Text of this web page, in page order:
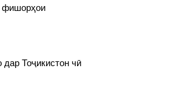
фишорҳои
Тоҷикистон чӣ